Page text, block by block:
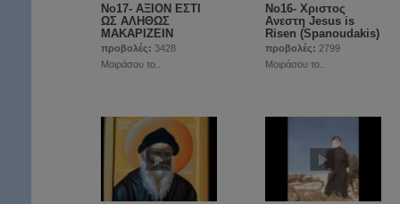
Νο17- ΑΞΙΟΝ ΕΣΤΙ
ΩΣ ΑΛΗΘΩΣ
ΜΑΚΑΡΙΖΕΙΝ
προβολές: 3428
Μοιράσου το..
Νο16- Χριστος
Ανεστη Jesus is
Risen (Spanoudakis)
προβολές: 2799
Μοιράσου το..